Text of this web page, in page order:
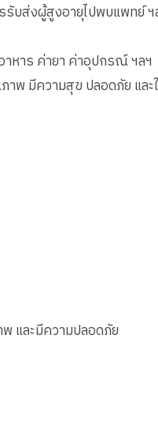
รับส่งผู้สูงอายุไปพบแพทย์ ฯ
หาร ค่ายา ค่าอุปกรณ์ ฯลฯ
าพ มีความสุข ปลอดภัย แล
และมีความปลอดภัย